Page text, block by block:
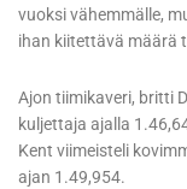
vuoksi vähemmälle,
ihan kiitettävä määrä
Ajon tiimikaveri, britti
kuljettaja ajalla
Kent viimeisteli
ajan 1.49,954.